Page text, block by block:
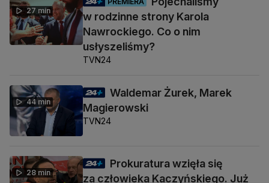
27 min
w rodzinne strony Karola
Nawrockiego. Co o nim
usłyszeliśmy?
TVN24
44 min
Waldemar Żurek, Marek
Magierowski
TVN24
28 min
Prokuratura wzięła się
za człowieka Kaczyńskiego. Już